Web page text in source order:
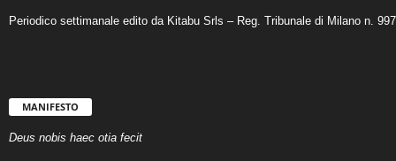
Periodico settimanale edito da Kitabu Srls – Reg. Tribunale di Milano n.
MANIFESTO
Deus nobis haec otia fecit